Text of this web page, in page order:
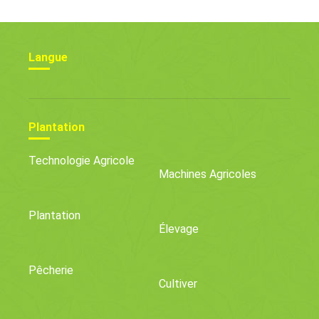
Langue
Plantation
Technologie Agricole
Machines Agricoles
Plantation
Élevage
Pêcherie
Cultiver